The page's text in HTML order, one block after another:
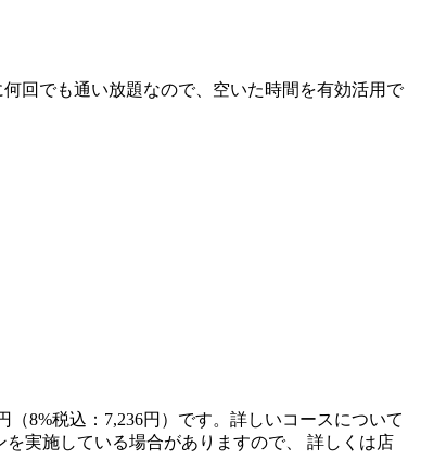
回でも通い放題なので、空いた時間を有効活用で
8%税込：7,236円）です。詳しいコースについて
実施している場合がありますので、 詳しくは店